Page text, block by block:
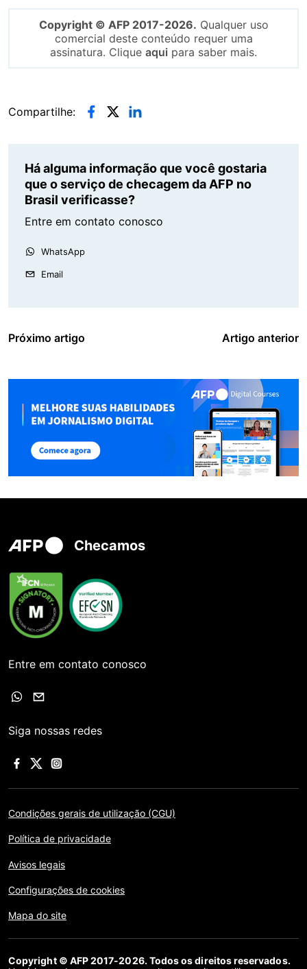
Copyright © AFP 2017-2026. Qualquer uso
comercial deste conteúdo requer uma
assinatura. Clique aqui para saber mais.
Compartilhe:
Há alguma informação que você gostaria
que o serviço de checagem da AFP no
Brasil verificasse?
Entre em contato conosco
WhatsApp
Email
Próximo artigo Artigo anterior
Checamos
Entre em contato conosco
Siga nossas redes
Condições gerais de utilização (CGU)
Política de privacidade
Avisos legais
Configurações de cookies
Mapa do site
Copyright © AFP 2017-2026. Todos os direitos reservados.